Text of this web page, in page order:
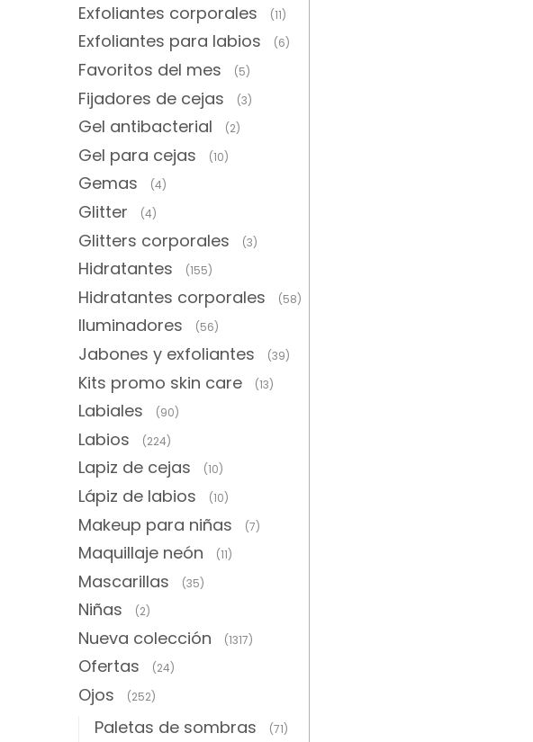
Exfoliantes corporales (11)
Exfoliantes para labios (6)
Favoritos del mes (5)
Fijadores de cejas (3)
Gel antibacterial (2)
Gel para cejas (10)
Gemas (4)
Glitter (4)
Glitters corporales (3)
Hidratantes (155)
Hidratantes corporales (58)
Iluminadores (56)
Jabones y exfoliantes (39)
Kits promo skin care (13)
Labiales (90)
Labios (224)
Lapiz de cejas (10)
Lápiz de labios (10)
Makeup para niñas (7)
Maquillaje neón (11)
Mascarillas (35)
Niñas (2)
Nueva colección (1317)
Ofertas (24)
Ojos (252)
Paletas de sombras (71)